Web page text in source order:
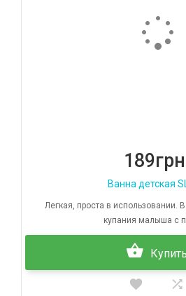
Ванна детская
Легкая, проста в использовании.
купания малыша с
Купить